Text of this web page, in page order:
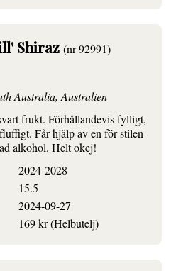
Shiraz (nr 92991)
Australia, Australien
frukt. Förhållandevis fylligt,
Får hjälp av en för stilen
alkohol. Helt okej!
2024-2028
15.5
2024-09-27
169 kr (Helbutelj)